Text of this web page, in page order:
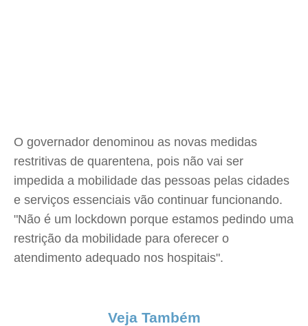
O governador denominou as novas medidas
restritivas de quarentena, pois não vai ser
impedida a mobilidade das pessoas pelas cidades
e serviços essenciais vão continuar funcionando.
"Não é um lockdown porque estamos pedindo uma
restrição da mobilidade para oferecer o
atendimento adequado nos hospitais".
Veja Também